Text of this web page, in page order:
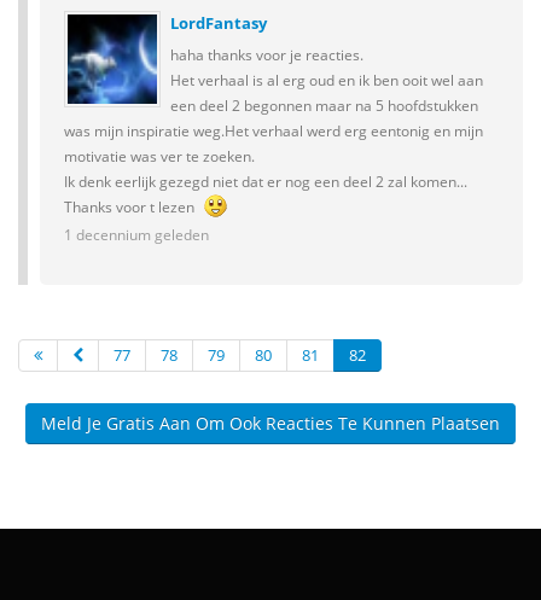
LordFantasy
haha thanks voor je reacties.
Het verhaal is al erg oud en ik ben ooit wel aan
een deel 2 begonnen maar na 5 hoofdstukken
was mijn inspiratie weg.Het verhaal werd erg eentonig en mijn
motivatie was ver te zoeken.
Ik denk eerlijk gezegd niet dat er nog een deel 2 zal komen...
Thanks voor t lezen
1 decennium geleden
77 78 79 80 81 82
Meld Je Gratis Aan Om Ook Reacties Te Kunnen Plaatsen